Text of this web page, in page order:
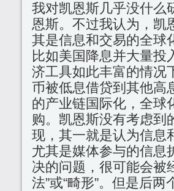
我对凯恩斯几乎没什么
恩斯。不过我认为，凯
其是信息和交易的全球
比如美国降息并大量投
济工具如此丰富的情况
币被低息借贷到其他高
的产业链国际化，全球
购。凯恩斯没有考虑到
现，其一就是认为信息
尤其是媒体参与的信息
决的问题，很可能会被
法”或“畸形”。但是后